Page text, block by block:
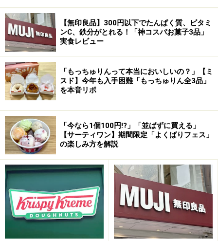
【無印良品】300円以下でたんぱく質、ビタミ
ンC、鉄分がとれる！「神コスパお菓子3品」
実食レビュー
「もっちゅりんって本当においしいの？」【ミ
スド】今年も入手困難「もっちゅりん全3品」
を本音リポ
「今なら1個100円!?」「並ばずに買える」
【サーティワン】期間限定「よくばりフェス」
の楽しみ方を解説